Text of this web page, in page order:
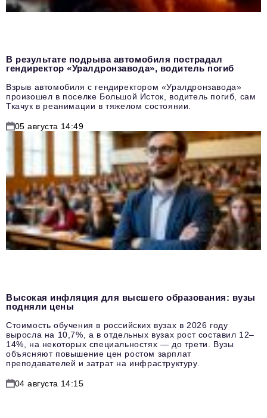
В результате подрыва автомобиля пострадал
гендиректор «Уралдронзавода», водитель погиб
Взрыв автомобиля с гендиректором «Уралдронзавода»
произошел в поселке Большой Исток, водитель погиб, сам
Ткачук в реанимации в тяжелом состоянии.
05 августа 14:49
Высокая инфляция для высшего образования: вузы
подняли цены
Стоимость обучения в российских вузах в 2026 году
выросла на 10,7%, а в отдельных вузах рост составил 12–
14%, на некоторых специальностях — до трети. Вузы
объясняют повышение цен ростом зарплат
преподавателей и затрат на инфраструктуру.
04 августа 14:15